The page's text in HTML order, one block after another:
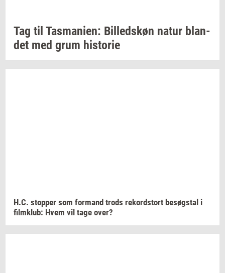
Tag til Tas­ma­ni­en: Bil­leds­køn natur blan­
det med grum hi­sto­rie
H.C. stop­per som for­mand trods re­kord­s­tort be­søgstal i
film­klub: Hvem vil tage over?